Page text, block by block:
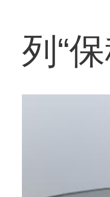
列“